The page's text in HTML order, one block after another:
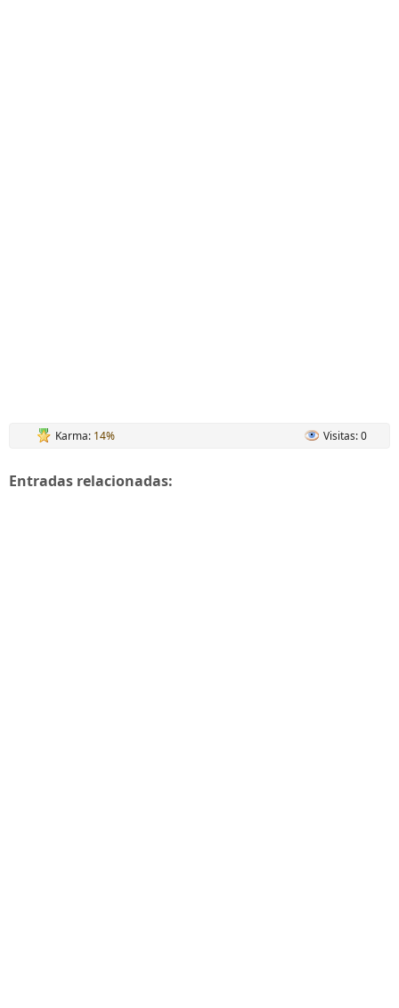
Karma: 14% Visitas: 0
Entradas relacionadas: